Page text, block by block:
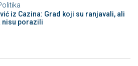
iz Cazina: Grad koji su ranjavali, ali
nisu porazili